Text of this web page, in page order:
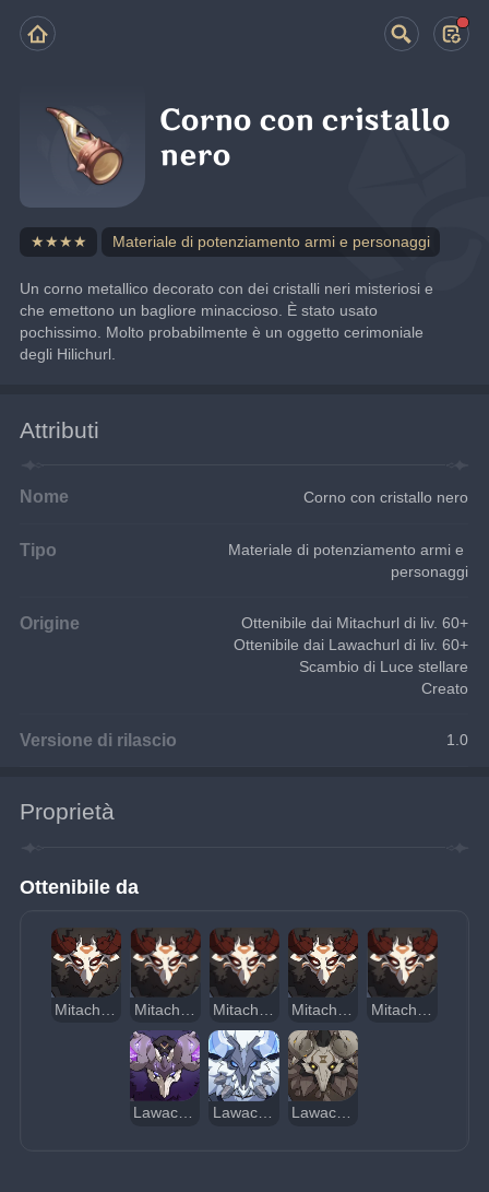
Corno con cristallo
nero
★★★★ Materiale di potenziamento armi e personaggi
Un corno metallico decorato con dei cristalli neri misteriosi e
che emettono un bagliore minaccioso. È stato usato
pochissimo. Molto probabilmente è un oggetto cerimoniale
degli Hilichurl.
Attributi
Nome Corno con cristallo nero
Tipo
Materiale di potenziamento armi e
personaggi
Origine
Ottenibile dai Mitachurl di liv. 60+
Ottenibile dai Lawachurl di liv. 60+
Scambio di Luce stellare
Creato
Versione di rilascio 1.0
Proprietà
Ottenibile da
Lawachurl Elmodituono Lawachurl Bracciogelato Lawachurl Mantodipietra